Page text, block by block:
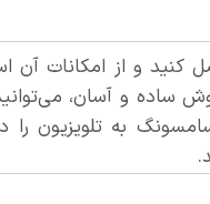
و از امکانات آن
ساده و آسان،
به تلویزیون را در